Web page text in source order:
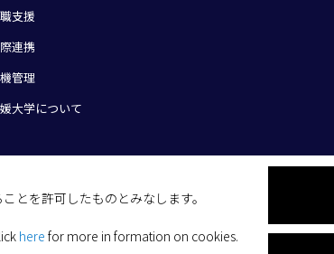
とを許可したものとみなします。
here for more in formation on cookies.
支援
連携
管理
大学について